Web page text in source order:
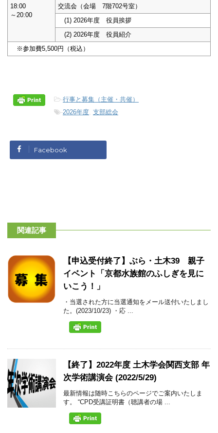
18:00
～20:00
交流会（会場 7階702号室）
(1) 2026年度 役員挨拶
(2) 2026年度 役員紹介
※参加費5,500円（税込）
-行事と募集（主催・共催）
-2026年度, 支部総会
Facebook
関連記事
【申込受付終了】ぶら・土木39 親子
イベント「京都水族館のふしぎを見に
いこう！」
・当選された方に当選通知をメール送付いたしまし
た。(2023/10/23) ・応 ...
【終了】2022年度 土木学会関西支部 年
次学術講演会 (2022/5/29)
最新情報は随時こちらのページでご案内いたしま
す。 “CPD受講証明書（聴講者の場 ...